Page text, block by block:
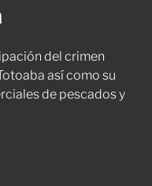
del crimen
así como su
de pescados y